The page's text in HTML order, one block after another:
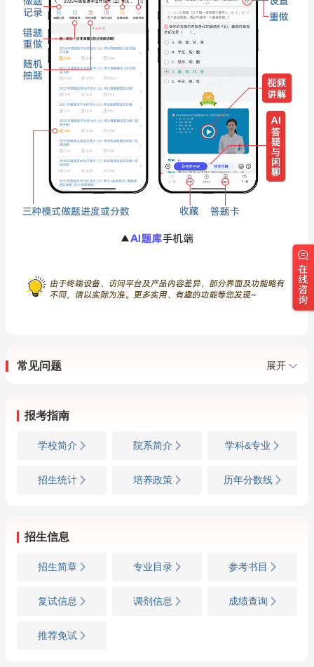
常见问题 展开
报考指南
学校简介 院系简介 学科&专业
招生统计 培养政策 历年分数线
招生信息
招生简章 专业目录 参考书目
复试信息 调剂信息 成绩查询
推荐免试